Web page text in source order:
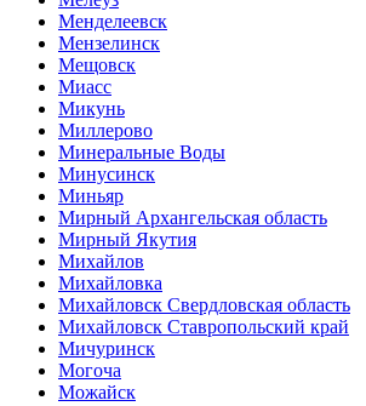
Менделеевск
Мензелинск
Мещовск
Миасс
Микунь
Миллерово
Минеральные Воды
Минусинск
Миньяр
Мирный Архангельская область
Мирный Якутия
Михайлов
Михайловка
Михайловск Свердловская область
Михайловск Ставропольский край
Мичуринск
Могоча
Можайск